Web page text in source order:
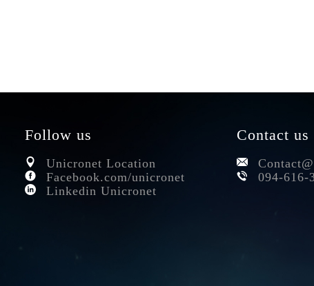
Follow us
Unicronet Location
Facebook.com/unicronet
Linkedin Unicronet
Contact us
094-616-